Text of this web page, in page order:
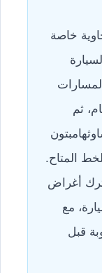
خاصة
ثم
المتاح.
ترك أغراض
مع
قبل